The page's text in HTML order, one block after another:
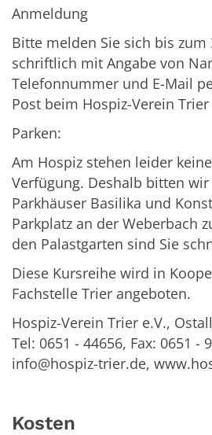
Anmeldung
Bitte melden Sie sich bis zum
schriftlich mit Angabe von
Telefonnummer und E-Mail
Post beim Hospiz-Verein Trier
Parken:
Am Hospiz stehen leider
Verfügung. Deshalb bitten
Parkhäuser Basilika und
Parkplatz an der Weberbach
den Palastgarten sind Sie
Diese Kursreihe wird in
Fachstelle Trier angeboten.
Hospiz-Verein Trier e.V.,
Tel: 0651 - 44656, Fax: 0651 -
info@hospiz-trier.de,
Kosten